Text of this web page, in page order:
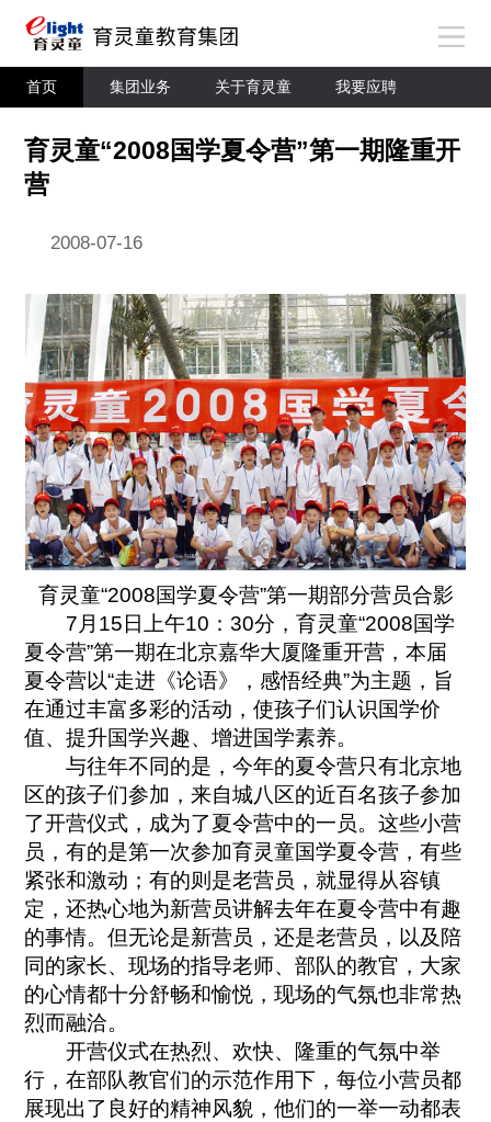
首页 集团业务 关于育灵童 我要应聘
育灵童“2008国学夏令营”第一期隆重开
营
2008-07-16
育灵童“2008国学夏令营”第一期部分营员合影
7月15日上午10：30分，育灵童“2008国学
夏令营”第一期在北京嘉华大厦隆重开营，本届
夏令营以“走进《论语》，感悟经典”为主题，旨
在通过丰富多彩的活动，使孩子们认识国学价
值、提升国学兴趣、增进国学素养。
与往年不同的是，今年的夏令营只有北京地
区的孩子们参加，来自城八区的近百名孩子参加
了开营仪式，成为了夏令营中的一员。这些小营
员，有的是第一次参加育灵童国学夏令营，有些
紧张和激动；有的则是老营员，就显得从容镇
定，还热心地为新营员讲解去年在夏令营中有趣
的事情。但无论是新营员，还是老营员，以及陪
同的家长、现场的指导老师、部队的教官，大家
的心情都十分舒畅和愉悦，现场的气氛也非常热
烈而融洽。
开营仪式在热烈、欢快、隆重的气氛中举
行，在部队教官们的示范作用下，每位小营员都
展现出了良好的精神风貌，他们的一举一动都表